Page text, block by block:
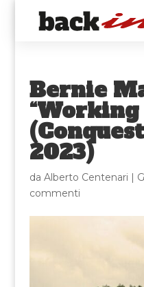
Bernie
“Working
2023)
da Alberto Centenari |
commenti